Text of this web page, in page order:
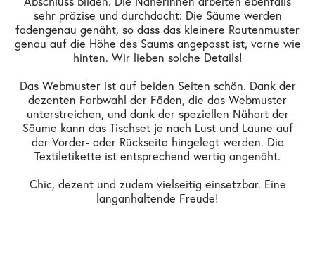
sehr präzise und durchdacht: Die Säume werden
fadengenau genäht, so dass das kleinere Rautenmuster
genau auf die Höhe des Saums angepasst ist, vorne wie
hinten. Wir lieben solche Details!
Das Webmuster ist auf beiden Seiten schön. Dank der
dezenten Farbwahl der Fäden, die das Webmuster
unterstreichen, und dank der speziellen Nähart der
Säume kann das Tischset je nach Lust und Laune auf
der Vorder- oder Rückseite hingelegt werden. Die
Textiletikette ist entsprechend wertig angenäht.
Chic, dezent und zudem vielseitig einsetzbar. Eine
langanhaltende Freude!